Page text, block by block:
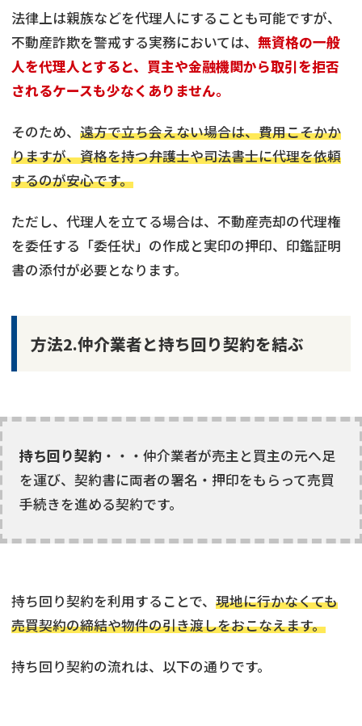
法律上は親族などを代理人にすることも可能ですが、
不動産詐欺を警戒する実務においては、 無資格の一般
人を代理人とすると、買主や金融機関から取引を拒否
されるケースも少なくありません。
そのため、 遠方で立ち会えない場合は、費用こそかか
りますが、資格を持つ弁護士や司法書士に代理を依頼
するのが安心です。
ただし、代理人を立てる場合は、不動産売却の代理権
を委任する「委任状」の作成と実印の押印、印鑑証明
書の添付が必要となります。
方法2.仲介業者と持ち回り契約を結ぶ
持ち回り契約・・・仲介業者が売主と買主の元へ足
を運び、契約書に両者の署名・押印をもらって売買
手続きを進める契約です。
持ち回り契約を利用することで、 現地に行かなくても
売買契約の締結や物件の引き渡しをおこなえます。
持ち回り契約の流れは、以下の通りです。